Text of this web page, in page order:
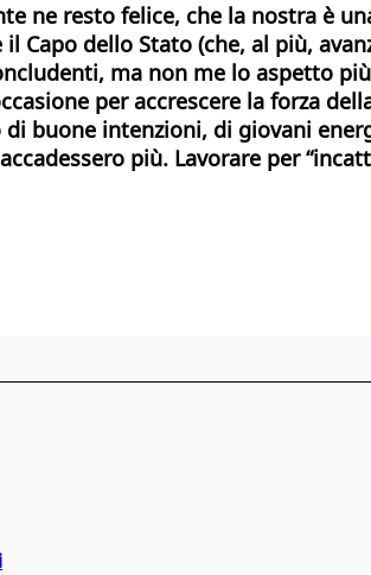
ne resto felice, che la nostra è
Capo dello Stato (che, al più,
ma non me lo aspetto
per accrescere la forza
buone intenzioni, di giovani
più. Lavorare per